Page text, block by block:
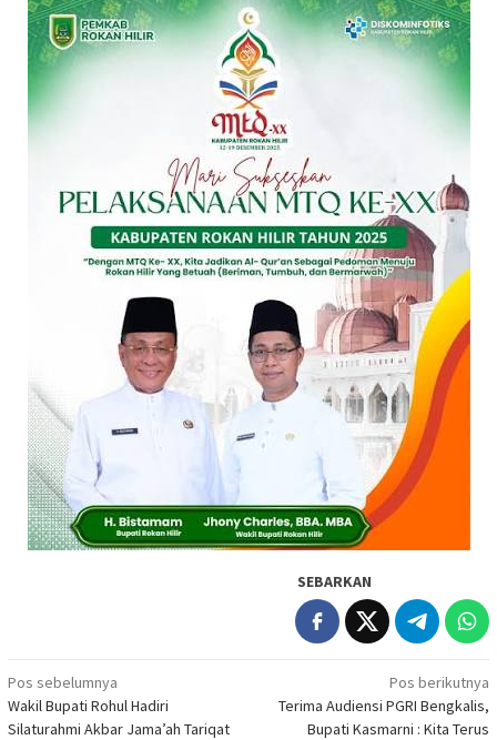
SEBARKAN
Navigasi
pos
Pos sebelumnya
Wakil Bupati Rohul Hadiri
Silaturahmi Akbar Jama’ah Tariqat
Pos berikutnya
Terima Audiensi PGRI Bengkalis,
Bupati Kasmarni : Kita Terus